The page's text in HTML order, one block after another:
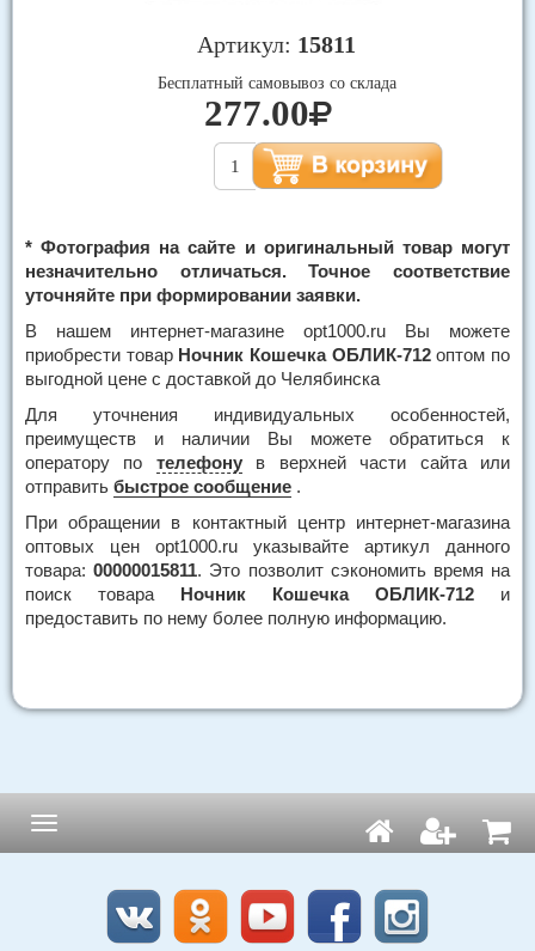
Артикул: 15811
Бесплатный самовывоз со склада
277.00
* Фотография на сайте и оригинальный товар могут
незначительно отличаться. Точное соответствие
уточняйте при формировании заявки.
В нашем интернет-магазине opt1000.ru Вы можете
приобрести товар Ночник Кошечка ОБЛИК-712оптом по
выгодной цене с доставкой до Челябинска
Для уточнения индивидуальных особенностей,
преимуществ и наличии Вы можете обратиться к
оператору по телефонув верхней части сайта или
отправить быстрое сообщение .
При обращении в контактный центр интернет-магазина
оптовых цен opt1000.ru указывайте артикул данного
товара:00000015811. Это позволит сэкономить время на
поиск товара Ночник Кошечка ОБЛИК-712 и
предоставить по нему более полную информацию.
Навигация